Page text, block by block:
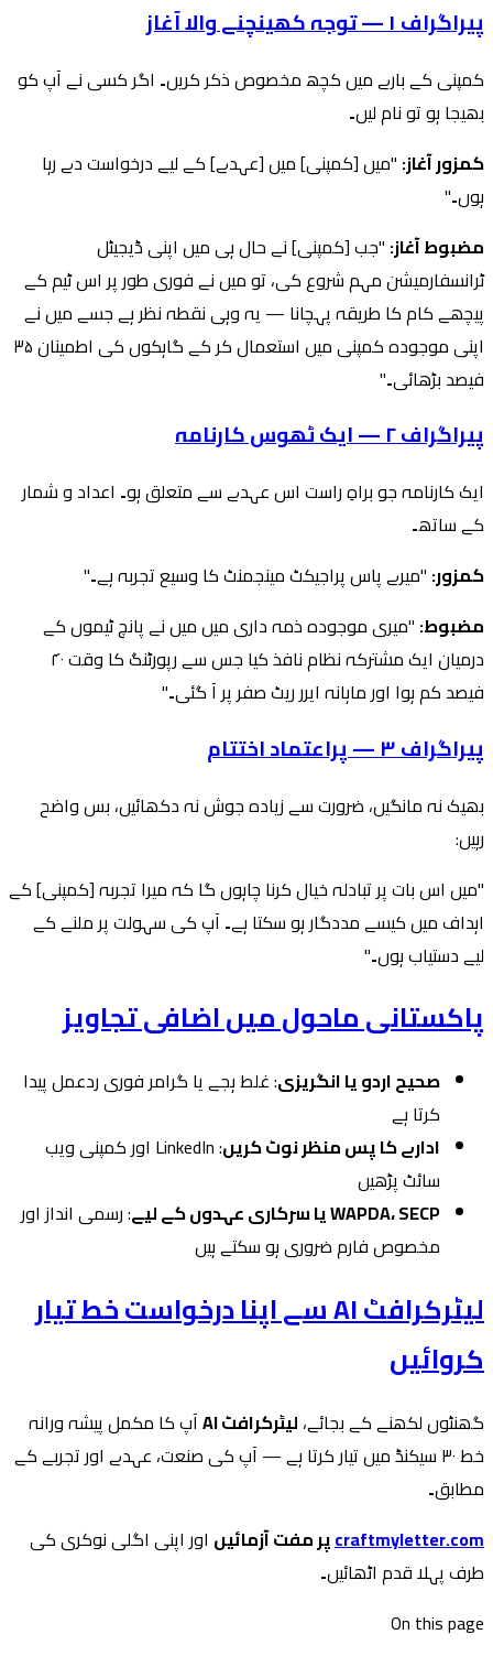
پیراگراف ۱ — توجہ کھینچنے والا آغاز
کمپنی کے بارے میں کچھ مخصوص ذکر کریں۔ اگر کسی نے آپ کو
بھیجا ہو تو نام لیں۔
کمزور آغاز: "میں [کمپنی] میں [عہدے] کے لیے درخواست دے رہا
ہوں۔"
مضبوط آغاز: "جب [کمپنی] نے حال ہی میں اپنی ڈیجیٹل
ٹرانسفارمیشن مہم شروع کی، تو میں نے فوری طور پر اس ٹیم کے
پیچھے کام کا طریقہ پہچانا — یہ وہی نقطہ نظر ہے جسے میں نے
اپنی موجودہ کمپنی میں استعمال کر کے گاہکوں کی اطمینان ۳۵
فیصد بڑھائی۔"
پیراگراف ۲ — ایک ٹھوس کارنامہ
ایک کارنامہ جو براہِ راست اس عہدے سے متعلق ہو۔ اعداد و شمار
کے ساتھ۔
کمزور: "میرے پاس پراجیکٹ مینجمنٹ کا وسیع تجربہ ہے۔"
مضبوط: "میری موجودہ ذمہ داری میں میں نے پانچ ٹیموں کے
درمیان ایک مشترکہ نظام نافذ کیا جس سے رپورٹنگ کا وقت ۴۰
فیصد کم ہوا اور ماہانہ ایرر ریٹ صفر پر آ گئی۔"
پیراگراف ۳ — پراعتماد اختتام
بھیک نہ مانگیں، ضرورت سے زیادہ جوش نہ دکھائیں، بس واضح
رہیں:
"میں اس بات پر تبادلہ خیال کرنا چاہوں گا کہ میرا تجربہ [کمپنی] کے
اہداف میں کیسے مددگار ہو سکتا ہے۔ آپ کی سہولت پر ملنے کے
لیے دستیاب ہوں۔"
پاکستانی ماحول میں اضافی تجاویز
صحیح اردو یا انگریزی: غلط ہجے یا گرامر فوری ردعمل پیدا
کرتا ہے
ادارے کا پس منظر نوٹ کریں
: LinkedIn اور کمپنی ویب
سائٹ پڑھیں
WAPDA، SECP یا سرکاری عہدوں کے لیے
: رسمی انداز اور
مخصوص فارم ضروری ہو سکتے ہیں
لیٹرکرافٹ AI سے اپنا درخواست خط تیار
کروائیں
گھنٹوں لکھنے کے بجائے، لیٹرکرافٹ AI
آپ کا مکمل پیشہ ورانہ
خط ۳۰ سیکنڈ میں تیار کرتا ہے — آپ کی صنعت، عہدے اور تجربے کے
مطابق۔
craftmyletter.comپر مفت آزمائیں اور اپنی اگلی نوکری کی
طرف پہلا قدم اٹھائیں۔
On this page